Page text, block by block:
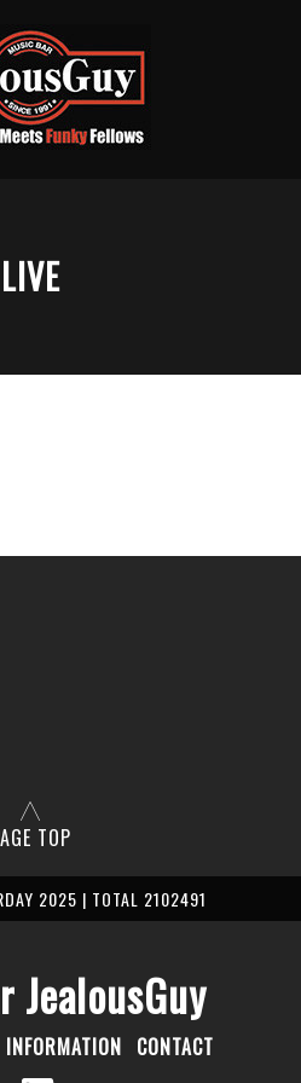
LIVE
TOP
2025 | TOTAL 2102491
JealousGuy
INFORMATION CONTACT